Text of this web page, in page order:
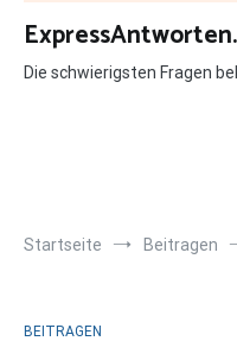
Zum
Inhalt
springen
Die schwierigsten Fragen
Startseite Beitragen
BEITRAGEN